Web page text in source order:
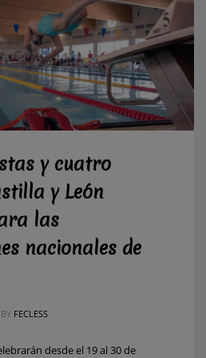
y cuatro
y León
las
nacionales de
BY FECLESS
desde el 19 al 30 de